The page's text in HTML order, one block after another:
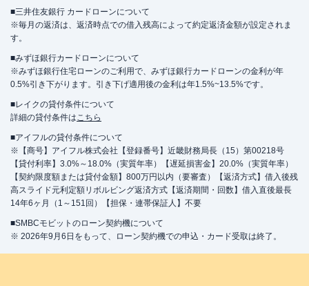
■三井住友銀行 カードローンについて
※毎月の返済は、返済時点での借入残高によって約定返済金額が設定されま
す。
■みずほ銀行カードローンについて
※みずほ銀行住宅ローンのご利用で、みずほ銀行カードローンの金利が年
0.5%引き下がります。引き下げ適用後の金利は年1.5%~13.5%です。
■レイクの貸付条件について
詳細の貸付条件はこちら
■アイフルの貸付条件について
※【商号】アイフル株式会社【登録番号】近畿財務局長（15）第00218号
【貸付利率】3.0%～18.0%（実質年率）【遅延損害金】20.0%（実質年率）
【契約限度額または貸付金額】800万円以内（要審査）【返済方式】借入後残
高スライド元利定額リボルビング返済方式【返済期間・回数】借入直後最長
14年6ヶ月（1～151回）【担保・連帯保証人】不要
■SMBCモビットのローン契約機について
※ 2026年9月6日をもって、ローン契約機での申込・カード受取は終了。